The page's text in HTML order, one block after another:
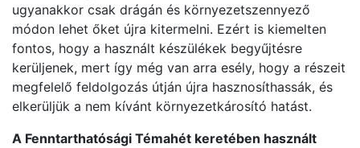
ugyanakkor csak drágán és környezetszennyező
módon lehet őket újra kitermelni. Ezért is kiemelten
fontos, hogy a használt készülékek begyűjtésre
kerüljenek, mert így még van arra esély, hogy a részeit
megfelelő feldolgozás útján újra hasznosíthassák, és
elkerüljük a nem kívánt környezetkárosító hatást.
A Fenntarthatósági Témahét keretében használt